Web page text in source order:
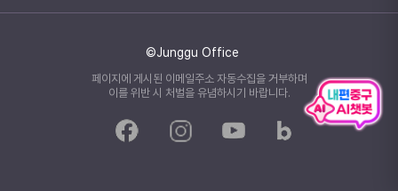
©Junggu Office
페이지에 게시된 이메일주소 자동수집을 거부하며
이를 위반 시 처벌을 유념하시기 바랍니다.